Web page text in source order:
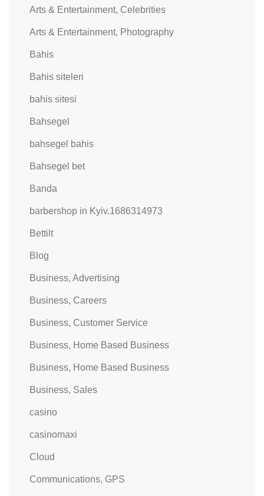
Arts & Entertainment, Celebrities
Arts & Entertainment, Photography
Bahis
Bahis siteleri
bahis sitesi
Bahsegel
bahsegel bahis
Bahsegel bet
Banda
barbershop in Kyiv.1686314973
Bettilt
Blog
Business, Advertising
Business, Careers
Business, Customer Service
Business, Home Based Business
Business, Home Based Business
Business, Sales
casino
casinomaxi
Cloud
Communications, GPS